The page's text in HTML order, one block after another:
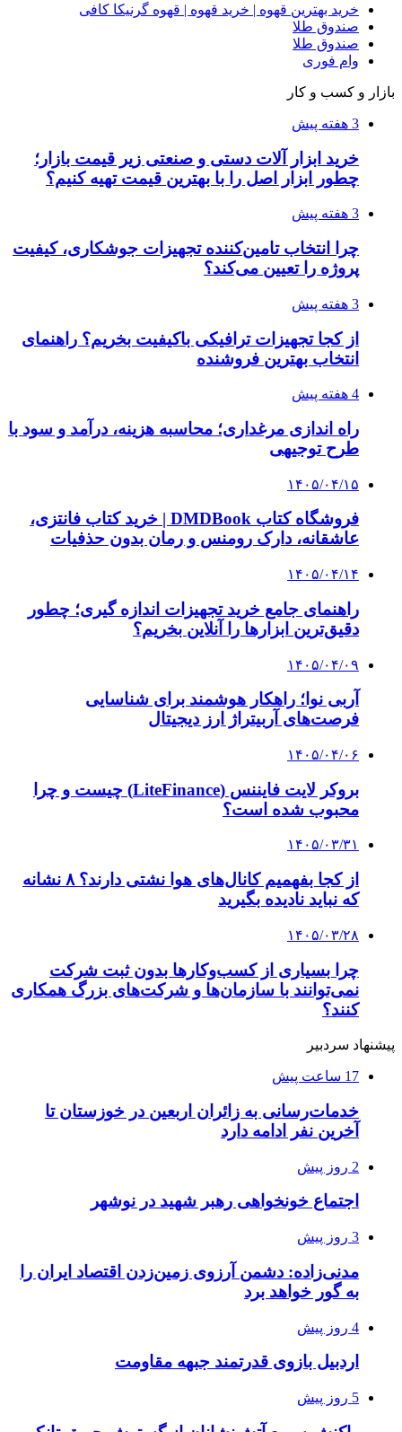
خرید بهترین قهوه | خرید قهوه | قهوه گرنیکا کافی
صندوق طلا
صندوق طلا
وام فوری
بازار و کسب و کار
3 هفته پیش
خرید ابزار آلات دستی و صنعتی زیر قیمت بازار؛
چطور ابزار اصل را با بهترین قیمت تهیه کنیم؟
3 هفته پیش
چرا انتخاب تامین‌کننده تجهیزات جوشکاری، کیفیت
پروژه را تعیین می‌کند؟
3 هفته پیش
از کجا تجهیزات ترافیکی باکیفیت بخریم؟ راهنمای
انتخاب بهترین فروشنده
4 هفته پیش
راه اندازی مرغداری؛ محاسبه هزینه، درآمد و سود با
طرح توجیهی
۱۴۰۵/۰۴/۱۵
فروشگاه کتاب DMDBook | خرید کتاب فانتزی،
عاشقانه، دارک رومنس و رمان بدون حذفیات
۱۴۰۵/۰۴/۱۴
راهنمای جامع خرید تجهیزات اندازه گیری؛ چطور
دقیق‌ترین ابزارها را آنلاین بخریم؟
۱۴۰۵/۰۴/۰۹
آربی نوا؛ راهکار هوشمند برای شناسایی
فرصت‌های آربیتراژ ارز دیجیتال
۱۴۰۵/۰۴/۰۶
بروکر لایت فایننس (LiteFinance) چیست و چرا
محبوب شده است؟
۱۴۰۵/۰۳/۳۱
از کجا بفهمیم کانال‌های هوا نشتی دارند؟ ۸ نشانه
که نباید نادیده بگیرید
۱۴۰۵/۰۳/۲۸
چرا بسیاری از کسب‌وکارها بدون ثبت شرکت
نمی‌توانند با سازمان‌ها و شرکت‌های بزرگ همکاری
کنند؟
پیشنهاد سردبیر
17 ساعت پیش
خدمات‌رسانی به زائران اربعین در خوزستان تا
آخرین نفر ادامه دارد
2 روز پیش
اجتماع خونخواهی رهبر شهید در نوشهر
3 روز پیش
مدنی‌زاده: دشمن آرزوی زمین‌زدن اقتصاد ایران را
به گور خواهد برد
4 روز پیش
اردبیل بازوی قدرتمند جبهه مقاومت
5 روز پیش